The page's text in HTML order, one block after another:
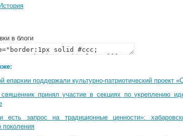
История
в блоги
епархии поддержали культурно-патриотический проект
священник принял участие в секциях по укреплению
есть запрос на традиционные ценности»:
поколения